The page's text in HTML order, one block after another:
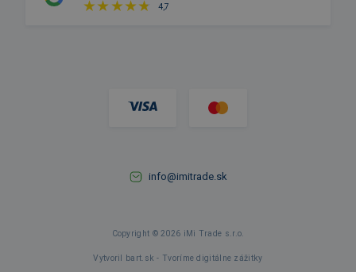
4,7
info@imitrade.sk
Copyright © 2026 iMi Trade s.r.o.
Vytvoril bart.sk - Tvoríme digitálne zážitky